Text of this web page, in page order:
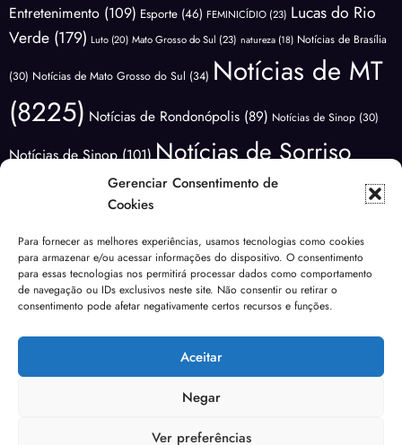
Gerenciar Consentimento de
Cookies
Para fornecer as melhores experiências, usamos tecnologias como cookies
para armazenar e/ou acessar informações do dispositivo. O consentimento
para essas tecnologias nos permitirá processar dados como comportamento
de navegação ou IDs exclusivos neste site. Não consentir ou retirar o
consentimento pode afetar negativamente certos recursos e funções.
Aceitar
Negar
Ver preferências
Entretenimento (109) Esporte (46) FEMINICÍDIO (23) Lucas do Rio
Verde (179) Luto (20) Mato Grosso do Sul (23) natureza (18) Notícias de Brasília
(30) Notícias de Mato Grosso do Sul (34) Notícias de MT
(8225) Notícias de Rondonópolis (89) Notícias de Sinop (30)
Notícias de Sinop(101)Notícias de Sorriso
Notícias de Várzea Grande(66)Notícias do
Rio Verde(171) Nova Mutum(68) NOVA UBIRATÃ(29) Polícia
(3641)Política(1824)Previsão do Tempo(81)
Tangará da Serra(19)
Violência(53) Várzea Grande(102)